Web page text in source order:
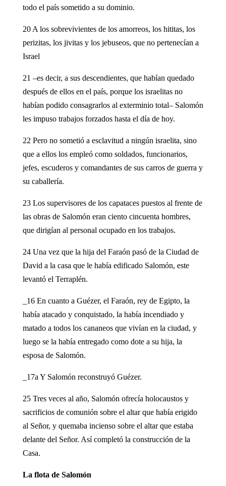
todo el país sometido a su dominio.
20 A los sobrevivientes de los amorreos, los hititas, los
perizitas, los jivitas y los jebuseos, que no pertenecían a
Israel
21 –es decir, a sus descendientes, que habían quedado
después de ellos en el país, porque los israelitas no
habían podido consagrarlos al exterminio total– Salomón
les impuso trabajos forzados hasta el día de hoy.
22 Pero no sometió a esclavitud a ningún israelita, sino
que a ellos los empleó como soldados, funcionarios,
jefes, escuderos y comandantes de sus carros de guerra y
su caballería.
23 Los supervisores de los capataces puestos al frente de
las obras de Salomón eran ciento cincuenta hombres,
que dirigían al personal ocupado en los trabajos.
24 Una vez que la hija del Faraón pasó de la Ciudad de
David a la casa que le había edificado Salomón, este
levantó el Terraplén.
_16 En cuanto a Guézer, el Faraón, rey de Egipto, la
había atacado y conquistado, la había incendiado y
matado a todos los cananeos que vivían en la ciudad, y
luego se la había entregado como dote a su hija, la
esposa de Salomón.
_17a Y Salomón reconstruyó Guézer.
25 Tres veces al año, Salomón ofrecía holocaustos y
sacrificios de comunión sobre el altar que había erigido
al Señor, y quemaba incienso sobre el altar que estaba
delante del Señor. Así completó la construcción de la
Casa.
La flota de Salomón